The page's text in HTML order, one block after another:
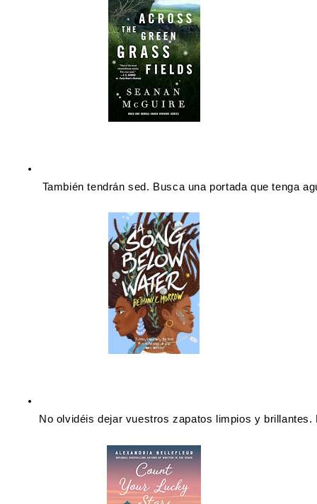
También tendrán sed. Busca una portada que tenga
No olvidéis dejar vuestros zapatos limpios y